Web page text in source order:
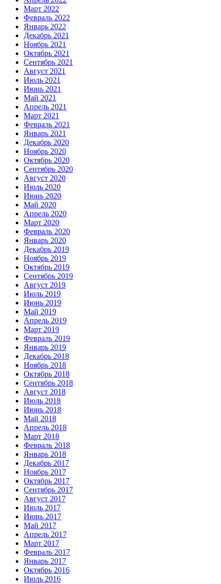
Март 2022
Февраль 2022
Январь 2022
Декабрь 2021
Ноябрь 2021
Октябрь 2021
Сентябрь 2021
Август 2021
Июль 2021
Июнь 2021
Май 2021
Апрель 2021
Март 2021
Февраль 2021
Январь 2021
Декабрь 2020
Ноябрь 2020
Октябрь 2020
Сентябрь 2020
Август 2020
Июль 2020
Июнь 2020
Май 2020
Апрель 2020
Март 2020
Февраль 2020
Январь 2020
Декабрь 2019
Ноябрь 2019
Октябрь 2019
Сентябрь 2019
Август 2019
Июль 2019
Июнь 2019
Май 2019
Апрель 2019
Март 2019
Февраль 2019
Январь 2019
Декабрь 2018
Ноябрь 2018
Октябрь 2018
Сентябрь 2018
Август 2018
Июль 2018
Июнь 2018
Май 2018
Апрель 2018
Март 2018
Февраль 2018
Январь 2018
Декабрь 2017
Ноябрь 2017
Октябрь 2017
Сентябрь 2017
Август 2017
Июль 2017
Июнь 2017
Май 2017
Апрель 2017
Март 2017
Февраль 2017
Январь 2017
Октябрь 2016
Июль 2016